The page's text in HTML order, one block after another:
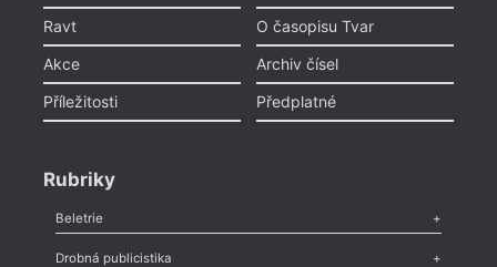
Ravt
Akce
Příležitosti
O časopisu Tvar
Archiv čísel
Předplatné
Rubriky
Beletrie
Poezie,Próza,Dokumenty
Drobná publicistika